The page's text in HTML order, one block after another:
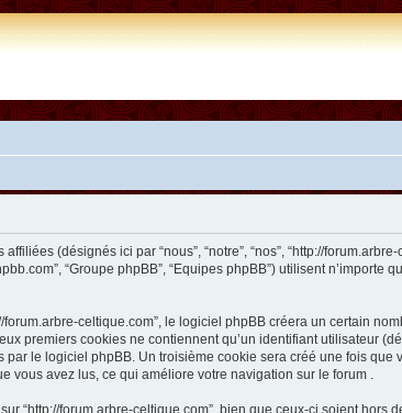
(désignés ici par “nous”, “notre”, “nos”, “http://
“Groupe phpBB”, “Equipes phpBB”) utilisent
celtique.com”, le logiciel phpBB créera un certain
premiers cookies ne contiennent qu’un identifiant utilisateur
le logiciel phpBB. Un troisième cookie sera créé une fois que
vous avez lus, ce qui améliore votre navigation sur le forum .
“http://forum.arbre-celtique.com”, bien que ceux-ci soient hors